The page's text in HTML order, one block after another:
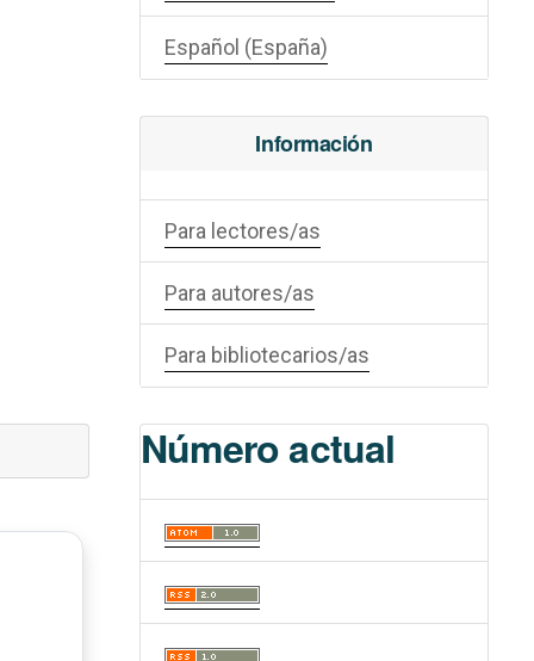
Español (España)
Información
Para lectores/as
Para autores/as
Para bibliotecarios/as
Número actual